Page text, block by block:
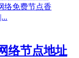
络节点地址